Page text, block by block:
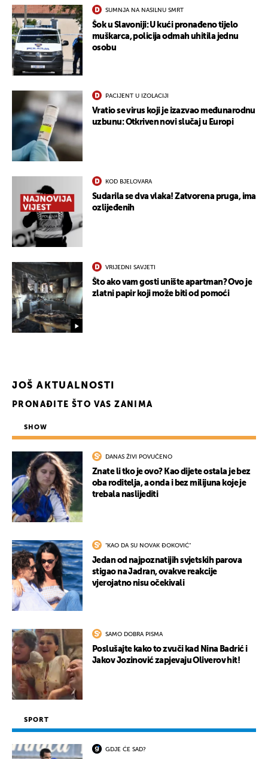
SUMNJA NA NASILNU SMRT
Šok u Slavoniji: U kući pronađeno tijelo
muškarca, policija odmah uhitila jednu
osobu
PACIJENT U IZOLACIJI
Vratio se virus koji je izazvao međunarodnu
uzbunu: Otkriven novi slučaj u Europi
KOD BJELOVARA
Sudarila se dva vlaka! Zatvorena pruga, ima
ozlijeđenih
VRIJEDNI SAVJETI
Što ako vam gosti unište apartman? Ovo je
zlatni papir koji može biti od pomoći
JOŠ AKTUALNOSTI
PRONAĐITE ŠTO VAS ZANIMA
SHOW
DANAS ŽIVI POVUČENO
Znate li tko je ovo? Kao dijete ostala je bez
oba roditelja, a onda i bez milijuna koje je
trebala naslijediti
"KAO DA SU NOVAK ĐOKOVIĆ"
Jedan od najpoznatijih svjetskih parova
stigao na Jadran, ovakve reakcije
vjerojatno nisu očekivali
SAMO DOBRA PISMA
Poslušajte kako to zvuči kad Nina Badrić i
Jakov Jozinović zapjevaju Oliverov hit!
SPORT
GDJE ĆE SAD?
UKLJUČITE NOTIFIKACIJE